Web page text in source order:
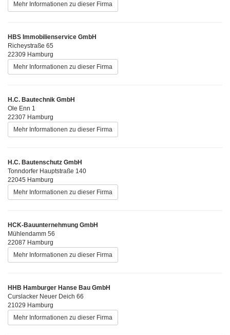
Mehr Informationen zu dieser Firma
HBS Immobilienservice GmbH
Richeystraße 65
22309 Hamburg
Mehr Informationen zu dieser Firma
H.C. Bautechnik GmbH
Ole Enn 1
22307 Hamburg
Mehr Informationen zu dieser Firma
H.C. Bautenschutz GmbH
Tonndorfer Hauptstraße 140
22045 Hamburg
Mehr Informationen zu dieser Firma
HCK-Bauunternehmung GmbH
Mühlendamm 56
22087 Hamburg
Mehr Informationen zu dieser Firma
HHB Hamburger Hanse Bau GmbH
Curslacker Neuer Deich 66
21029 Hamburg
Mehr Informationen zu dieser Firma